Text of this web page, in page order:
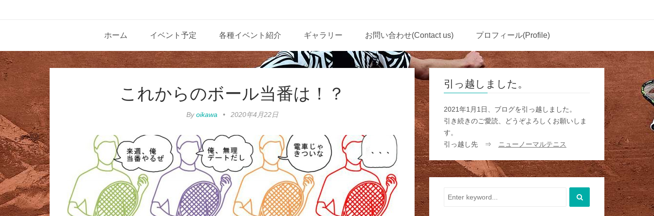
ホーム イベント予定 各種イベント紹介 ギャラリー お問い合わせ(Contact us) プロフィール(Profile)
これからのボール当番は！？
Byoikawa • 2020年4月22日
引っ越しました。
2021年1月1日、ブログを引っ越しました。
引き続きのご愛読、どうぞよろしくお願いしま
す。
引っ越し先 ⇒
ニューノーマルテニス